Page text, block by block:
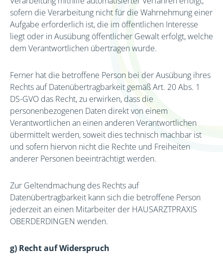
sofern die Verarbeitung nicht für die Wahrnehmung einer
Aufgabe erforderlich ist, die im öffentlichen Interesse
liegt oder in Ausübung öffentlicher Gewalt erfolgt, welche
dem Verantwortlichen übertragen wurde.
Ferner hat die betroffene Person bei der Ausübung ihres
Rechts auf Datenübertragbarkeit gemäß Art. 20 Abs. 1
DS-GVO das Recht, zu erwirken, dass die
personenbezogenen Daten direkt von einem
Verantwortlichen an einen anderen Verantwortlichen
übermittelt werden, soweit dies technisch machbar ist
und sofern hiervon nicht die Rechte und Freiheiten
anderer Personen beeinträchtigt werden.
Zur Geltendmachung des Rechts auf
Datenübertragbarkeit kann sich die betroffene Person
jederzeit an einen Mitarbeiter der HAUSARZTPRAXIS
OBERDERDINGEN wenden.
g) Recht auf Widerspruch